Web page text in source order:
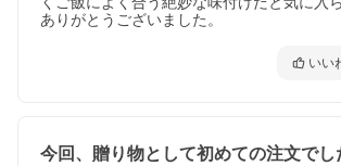
ありがとうございました。
いい